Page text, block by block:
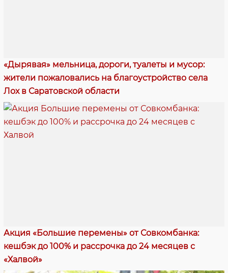
«Дырявая» мельница, дороги, туалеты и мусор:
жители пожаловались на благоустройство села
Лох в Саратовской области
Акция «Большие перемены» от Совкомбанка:
кешбэк до 100% и рассрочка до 24 месяцев с
«Халвой»